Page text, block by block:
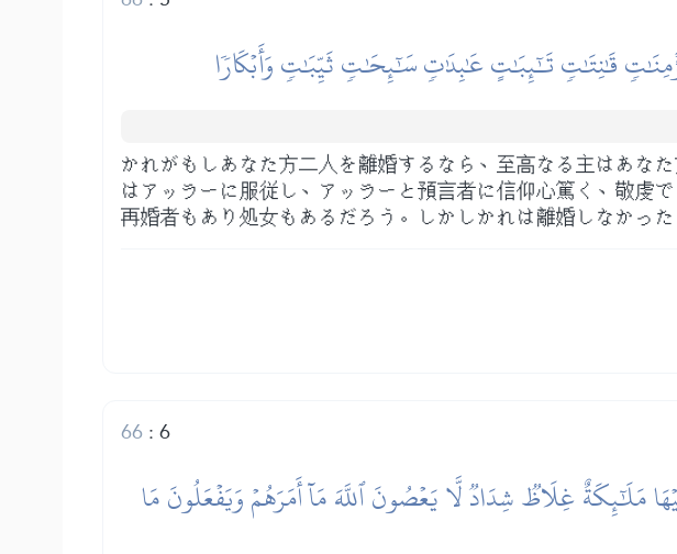
قَٰنِتَٰتٖ تَٰٓئِبَٰتٍ عَٰبِدَٰتٖ سَٰٓئِحَٰتٖ ثَيِّبَٰتٖ وَأَبۡكَارٗا
かれがもしあなた方二人を離婚するなら、至高なる主はあな
はアッラーに服従し、アッラーと預言者に信仰心篤く、敬虔
再婚者もあり処女もあるだろう。しかしかれは離婚しなかった
6
:
66
مَلَٰٓئِكَةٌ غِلَاظٞ شِدَادٞ لَّا يَعۡصُونَ ٱللَّهَ مَآ أَمَرَهُمۡ وَيَفۡعَلُونَ مَا